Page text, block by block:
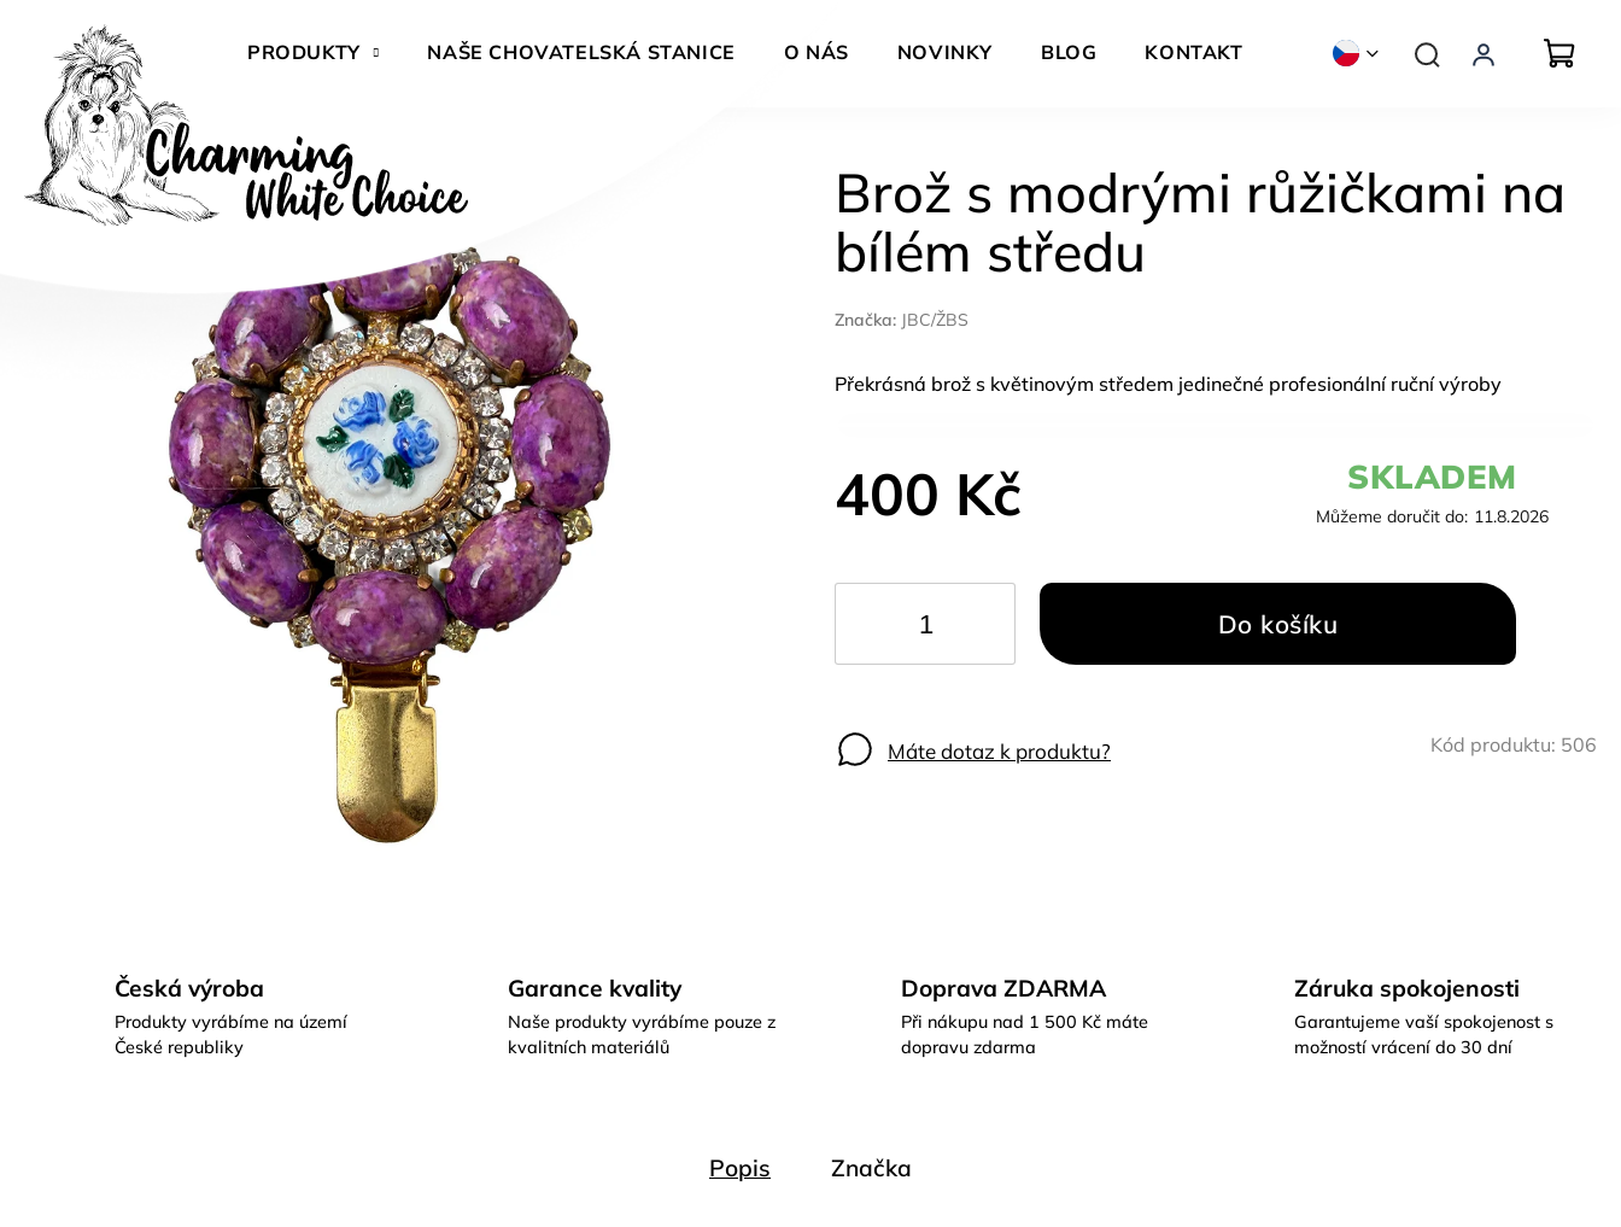
obsah
PRODUKTY NAŠE CHOVATELSKÁ STANICE O NÁS NOVINKY BLOG KONTAKT ZNAČKY
Brož s modrými růžičkami na
bílém středu
Značka: JBC/ŽBS
400 Kč SKLADEM
Můžeme doručit do: 11.8.2026
Do košíku
Překrásná brož s květinovým středem jedinečné profesionální ruční výroby
Máte dotaz k produktu? Kód produktu: 506
Česká výroba
Produkty vyrábíme na území
České republiky
Garance kvality
Naše produkty vyrábíme pouze z
kvalitních materiálů
Doprava ZDARMA
Při nákupu nad 1 500 Kč máte
dopravu zdarma
Záruka spokojenosti
Garantujeme vaší spokojenost s
možností vrácení do 30 dní
Popis Značka